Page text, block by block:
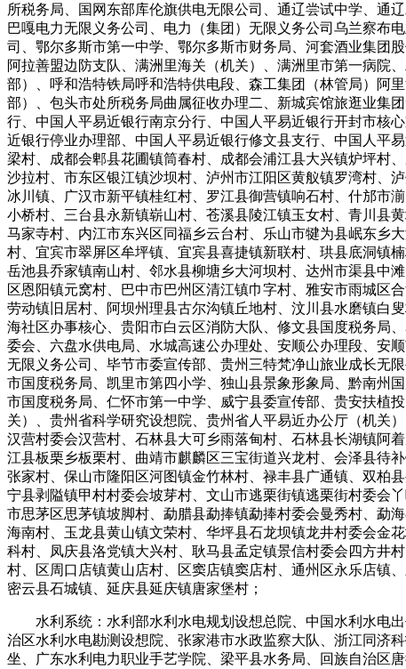
所税务局、国网东部库伦旗供电无限公司、通辽尝试中学、通
巴嘎电力无限义务公司、电力（集团）无限义务公司乌兰察布
司、鄂尔多斯市第一中学、鄂尔多斯市财务局、河套酒业集团
阿拉善盟边防支队、满洲里海关（机关）、满洲里市第一病院
部）、呼和浩特铁局呼和浩特供电段、森工集团（林管局）阿
部）、包头市处所税务局曲属征收办理二、新城宾馆旅逛业集
行、中国人平易近银行南京分行、中国人平易近银行开封市核
近银行停业办理部、中国人平易近银行修文县支行、中国人平
梁村、成都会郫县花圃镇筒春村、成都会浦江县大兴镇炉坪村
沙拉村、市东区银江镇沙坝村、泸州市江阳区黄舣镇罗湾村、
冰川镇、广汉市新平镇桂红村、罗江县御营镇响石村、什邡市
小桥村、三台县永新镇崭山村、苍溪县陵江镇玉女村、青川县
马家寺村、内江市东兴区同福乡云台村、乐山市犍为县岷东乡
村、宜宾市翠屏区牟坪镇、宜宾县喜捷镇新联村、珙县底洞镇
岳池县乔家镇南山村、邻水县柳塘乡大河坝村、达州市渠县中
区恩阳镇元窝村、巴中市巴州区清江镇巾字村、雅安市雨城区
劳动镇旧居村、阿坝州理县古尔沟镇丘地村、汶川县水磨镇白
海社区办事核心、贵阳市白云区消防大队、修文县国度税务局
委会、六盘水供电局、水城高速公办理处、安顺公办理段、安
无限义务公司、毕节市委宣传部、贵州三特梵净山旅业成长无
市国度税务局、凯里市第四小学、独山县景象形象局、黔南州
市国度税务局、仁怀市第一中学、威宁县委宣传部、贵安扶植
关）、贵州省科学研究设想院、贵州省人平易近办公厅（机关
汉营村委会汉营村、石林县大可乡雨落甸村、石林县长湖镇阿
江县板栗乡板栗村、曲靖市麒麟区三宝街道兴龙村、会泽县待
张家村、保山市隆阳区河图镇金竹林村、禄丰县广通镇、双柏
宁县剥隘镇甲村村委会坡芽村、文山市逃栗街镇逃栗街村委会
市思茅区思茅镇坡脚村、勐腊县勐捧镇勐捧村委会曼秀村、勐
海南村、玉龙县黄山镇文荣村、华坪县石龙坝镇龙井村委会金
科村、凤庆县洛党镇大兴村、耿马县孟定镇景信村委会四方井
村、区周口店镇黄山店村、区窦店镇窦店村、通州区永乐店镇
密云县石城镇、延庆县延庆镇唐家堡村；
水利系统：水利部水利水电规划设想总院、中国水利水电出
治区水利水电勘测设想院、张家港市水政监察大队、浙江同济
坐、广东水利电力职业手艺学院、梁平县水务局、回族自治区